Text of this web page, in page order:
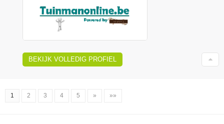
BEKIJK VOLLEDIG PROFIEL
1 2 3 4 5 » »»